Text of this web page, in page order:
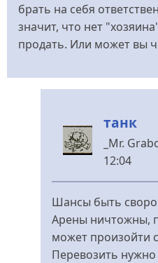
брать на себя
значит, что нет
продать. Или может вы
танк
_Mr.
12:04
У
Шансы быть
Арены ничтожны,
может произойти
Перевозить